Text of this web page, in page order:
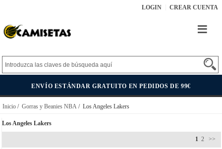
LOGIN CREAR CUENTA
ENVÍO ESTÁNDAR GRATUITO EN PEDIDOS DE 99€
Inicio / Gorras y Beanies NBA / Los Angeles Lakers
Los Angeles Lakers
1 2 >>